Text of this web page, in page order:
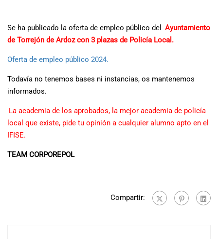
Se ha publicado la oferta de empleo público del
Ayuntamiento
de Torrejón de Ardoz con 3 plazas de Policía Local.
Oferta de empleo público 2024.
Todavía no tenemos bases ni instancias, os mantenemos
informados.
La academia de los aprobados, la mejor academia de policía
local que existe, pide tu opinión a cualquier alumno apto en el
IFISE.
TEAM CORPOREPOL
Compartir: